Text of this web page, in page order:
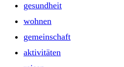
gesundheit
wohnen
gemeinschaft
aktivitäten